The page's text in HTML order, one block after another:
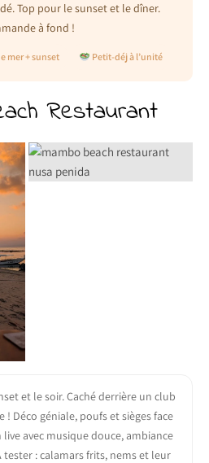
Top pour le sunset et le dîner.
à fond !
mer + sunset Petit-déj à l’unité
Restaurant
et le soir. Caché derrière un club
Déco géniale, poufs et sièges face
live avec musique douce, ambiance
tester : calamars frits, nems et leur